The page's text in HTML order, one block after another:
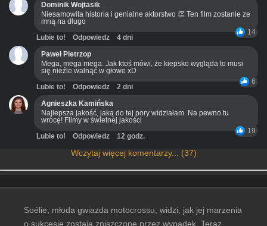
Dominik Wojtasik
Niesamowita historia i genialne aktorstwo 👏 Ten film zostanie ze
mną na długo
14
Lubie to! Odpowiedz
4 dni
Paweł Pietrzop
Mega, mega mega. Jak ktoś mówi, że kiepsko wygląda to musi
się nieźle walnąć w głowe xD
6
Lubie to! Odpowiedz
2 dni
Agnieszka Kamińska
Najlepsza jakość, jaką do tej pory widziałam. Na pewno tu
wrócę! Filmy w świetnej jakości
19
Lubie to! Odpowiedz 12 godz.
Wczytaj więcej komentarzy... (37)
Soélie, młoda gwiazda motocrossu, widzi, jak jej marzenia
o sukcesie zostają zniszczone przez wypadek. Teraz